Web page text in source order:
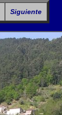
Siguiente